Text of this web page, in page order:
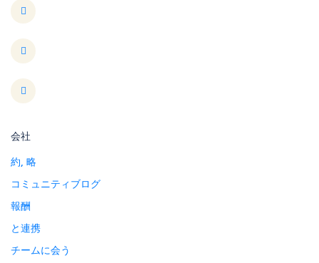
会社
約, 略
コミュニティブログ
報酬
と連携
チームに会う